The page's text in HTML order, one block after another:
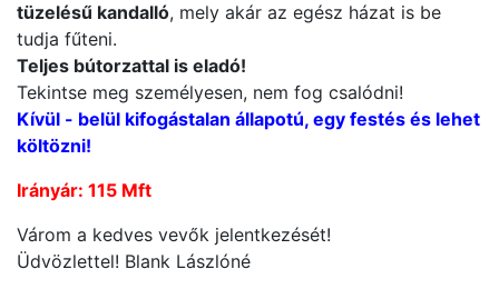
tüzelésű kandalló, mely akár az egész házat is be
tudja fűteni.
Teljes bútorzattal is eladó!
Tekintse meg személyesen, nem fog csalódni!
Kívül - belül kifogástalan állapotú, egy festés és lehet
költözni!
Irányár: 115 Mft
Várom a kedves vevők jelentkezését!
Üdvözlettel! Blank Lászlóné